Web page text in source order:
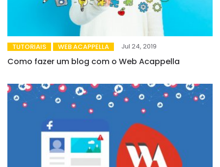
TUTORIAIS WEB ACAPPELLA Jul 24, 2019
Como fazer um blog com o Web Acappella